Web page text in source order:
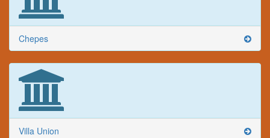
Chepes
Villa Union